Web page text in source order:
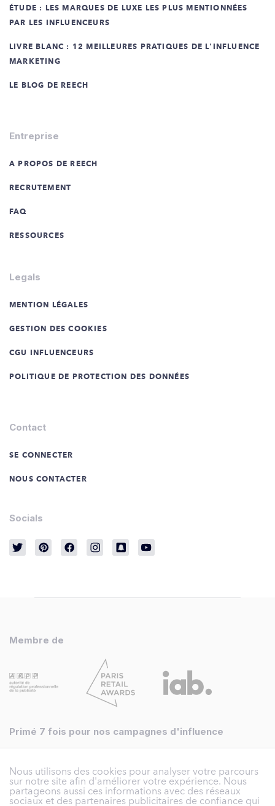
ÉTUDE : LES MARQUES DE LUXE LES PLUS MENTIONNÉES
PAR LES INFLUENCEURS
LIVRE BLANC : 12 MEILLEURES PRATIQUES DE L'INFLUENCE
MARKETING
LE BLOG DE REECH
Entreprise
A PROPOS DE REECH
RECRUTEMENT
FAQ
RESSOURCES
Legals
MENTION LÉGALES
GESTION DES COOKIES
CGU INFLUENCEURS
POLITIQUE DE PROTECTION DES DONNÉES
Contact
SE CONNECTER
NOUS CONTACTER
Socials
Membre de
Primé 7 fois pour nos campagnes d'influence
Nous utilisons des cookies pour analyser votre parcours
sur notre site afin d'améliorer votre expérience. Nous
partageons aussi ces informations avec des réseaux
sociaux et des partenaires publicitaires de confiance qui